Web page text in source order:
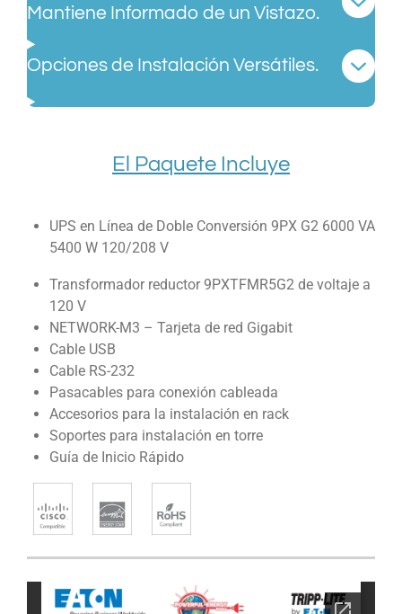
Mantiene Informado de un Vistazo.
Opciones de Instalación Versátiles.
El Paquete Incluye
UPS en Línea de Doble Conversión 9PX G2 6000 VA
5400 W 120/208 V
Transformador reductor 9PXTFMR5G2 de voltaje a
120 V
NETWORK-M3 – Tarjeta de red Gigabit
Cable USB
Cable RS-232
Pasacables para conexión cableada
Accesorios para la instalación en rack
Soportes para instalación en torre
Guía de Inicio Rápido